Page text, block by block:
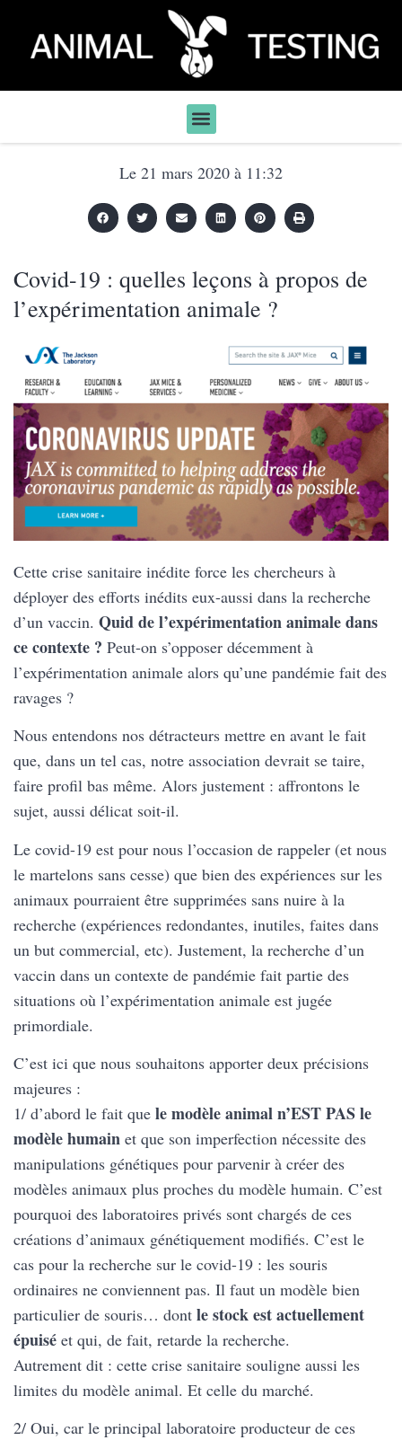
Le 21 mars 2020 à 11:32
Covid-19 : quelles leçons à propos de
l’expérimentation animale ?
Cette crise sanitaire inédite force les chercheurs à
déployer des efforts inédits eux-aussi dans la recherche
d’un vaccin. Quid de l’expérimentation animale dans
ce contexte ? Peut-on s’opposer décemment à
l’expérimentation animale alors qu’une pandémie fait des
ravages ?
Nous entendons nos détracteurs mettre en avant le fait
que, dans un tel cas, notre association devrait se taire,
faire profil bas même. Alors justement : affrontons le
sujet, aussi délicat soit-il.
Le covid-19 est pour nous l’occasion de rappeler (et nous
le martelons sans cesse) que bien des expériences sur les
animaux pourraient être supprimées sans nuire à la
recherche (expériences redondantes, inutiles, faites dans
un but commercial, etc). Justement, la recherche d’un
vaccin dans un contexte de pandémie fait partie des
situations où l’expérimentation animale est jugée
primordiale.
C’est ici que nous souhaitons apporter deux précisions
majeures :
1/ d’abord le fait que le modèle animal n’EST PAS le
modèle humain et que son imperfection nécessite des
manipulations génétiques pour parvenir à créer des
modèles animaux plus proches du modèle humain. C’est
pourquoi des laboratoires privés sont chargés de ces
créations d’animaux génétiquement modifiés. C’est le
cas pour la recherche sur le covid-19 : les souris
ordinaires ne conviennent pas. Il faut un modèle bien
particulier de souris… dont le stock est actuellement
épuisé et qui, de fait, retarde la recherche.
Autrement dit : cette crise sanitaire souligne aussi les
limites du modèle animal. Et celle du marché.
2/ Oui, car le principal laboratoire producteur de ces